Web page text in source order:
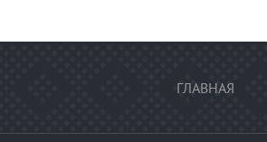
ГЛАВНАЯ